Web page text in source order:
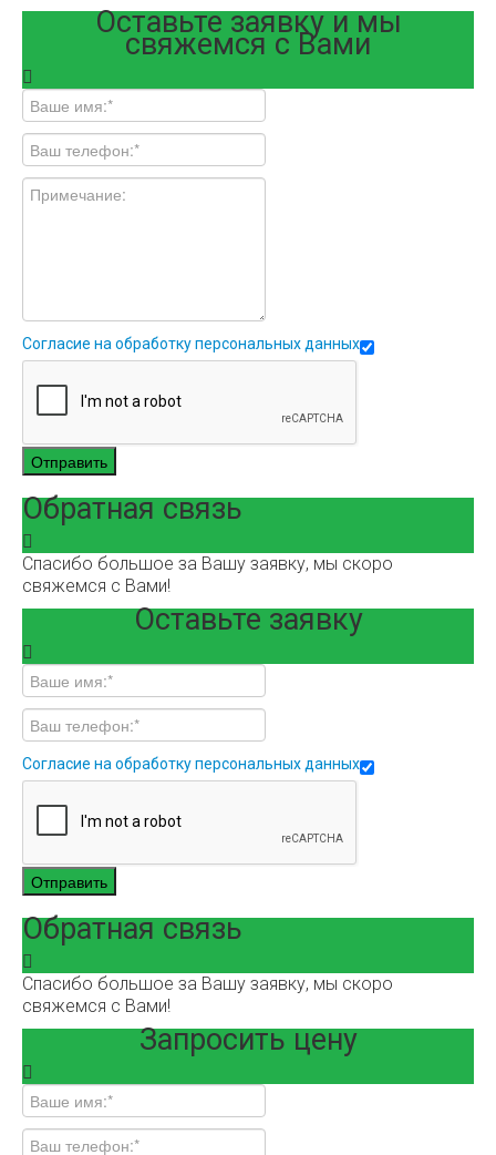
Оставьте заявку и мы
свяжемся с Вами
Согласие на обработку персональных данных
Отправить
Обратная связь
Спасибо большое за Вашу заявку, мы скоро
свяжемся с Вами!
Оставьте заявку
Согласие на обработку персональных данных
Отправить
Обратная связь
Спасибо большое за Вашу заявку, мы скоро
свяжемся с Вами!
Запросить цену